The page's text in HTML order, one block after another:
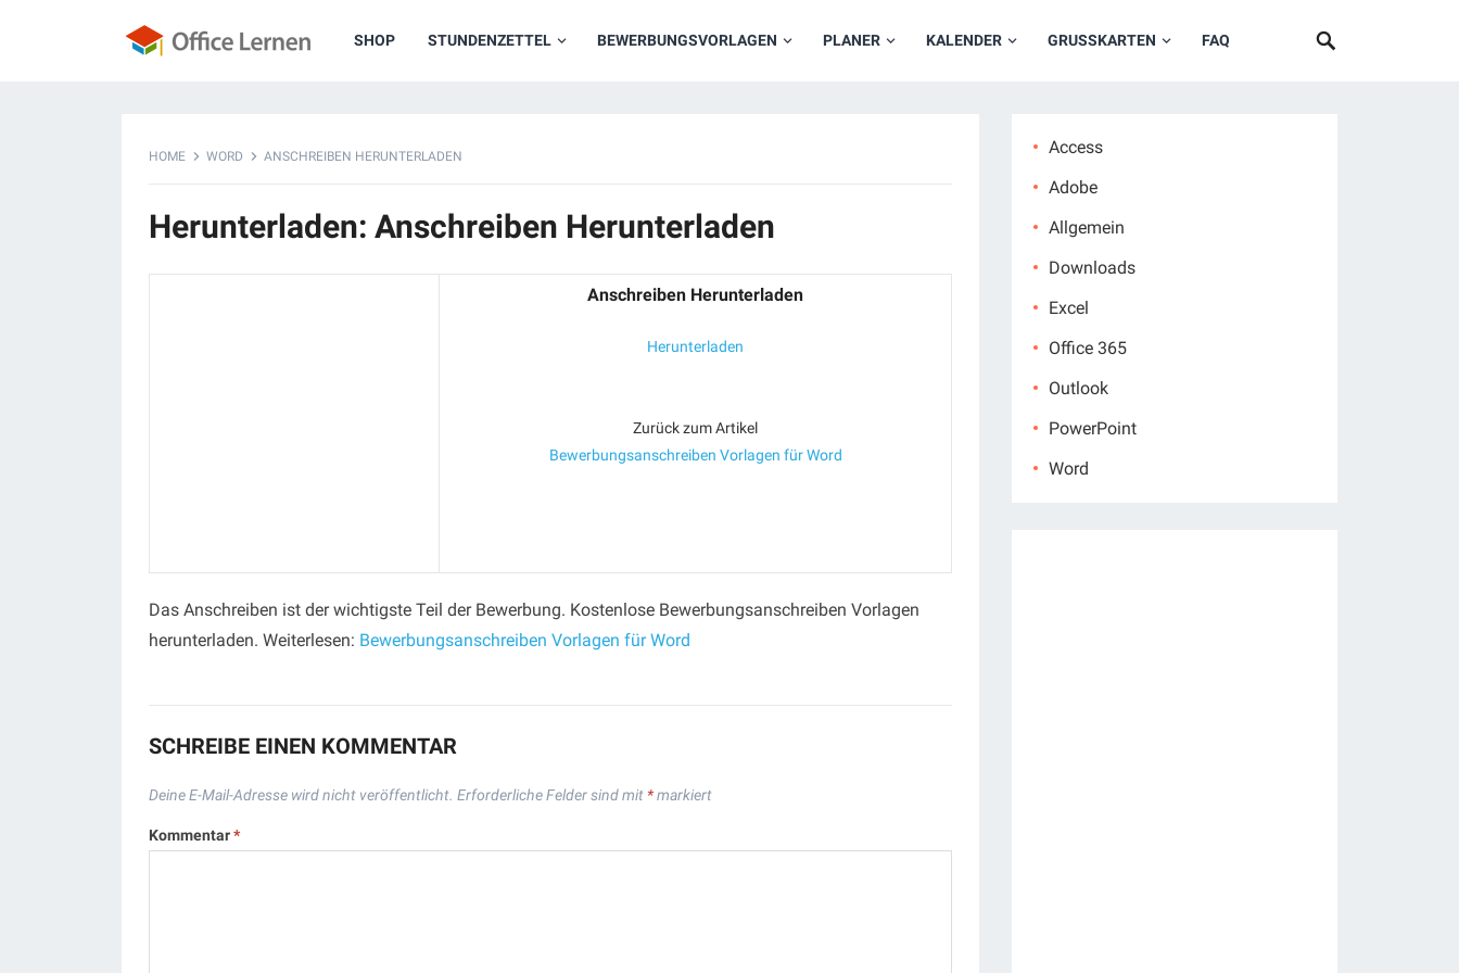
SHOP STUNDENZETTEL BEWERBUNGSVORLAGEN PLANER KALENDER GRUSSKARTEN FAQ
HOME WORD ANSCHREIBEN HERUNTERLADEN
Herunterladen: Anschreiben Herunterladen
Anschreiben Herunterladen
Herunterladen
Zurück zum Artikel
Bewerbungsanschreiben Vorlagen für Word
Das Anschreiben ist der wichtigste Teil der Bewerbung. Kostenlose Bewerbungsanschreiben Vorlagen
herunterladen. Weiterlesen: Bewerbungsanschreiben Vorlagen für Word
SCHREIBE EINEN KOMMENTAR
Deine E-Mail-Adresse wird nicht veröffentlicht. Erforderliche Felder sind mit *markiert
Kommentar*
Access
Adobe
Allgemein
Downloads
Excel
Office 365
Outlook
PowerPoint
Word